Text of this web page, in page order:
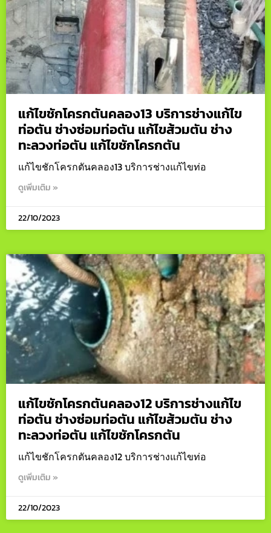
แก้ไขชักโครกตันคลอง13 บริการช่างแก้ไข
ท่อตัน ช่างซ่อมท่อตัน แก้ไขส้วมตัน ช่าง
ทะลวงท่อตัน แก้ไขชักโครกตัน
แก้ไขชักโครกตันคลอง13 บริการช่างแก้ไขท่อ
ดูเพิ่มเติม »
22/10/2023
แก้ไขชักโครกตันคลอง12 บริการช่างแก้ไข
ท่อตัน ช่างซ่อมท่อตัน แก้ไขส้วมตัน ช่าง
ทะลวงท่อตัน แก้ไขชักโครกตัน
แก้ไขชักโครกตันคลอง12 บริการช่างแก้ไขท่อ
ดูเพิ่มเติม »
22/10/2023